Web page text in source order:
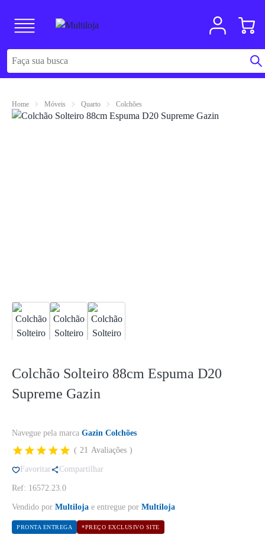
Home Móveis Quarto Colchões
Colchão Solteiro 88cm Espuma D20
Supreme Gazin
Navegue pela marca Gazin Colchões
21 Avaliações
Favoritar Compartilhar
Ref: 16572.23.0
Vendido por Multiloja e entregue por Multiloja
PRONTA ENTREGA *PREÇO EXCLUSIVO SITE